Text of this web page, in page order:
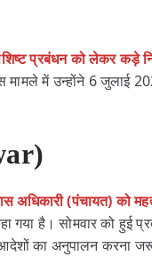
प्रबंधन को लेकर कड़े
मामले में उन्होंने 6 जुलाई
(पंचायत) को
है। सोमवार को हुई
का अनुपालन करना